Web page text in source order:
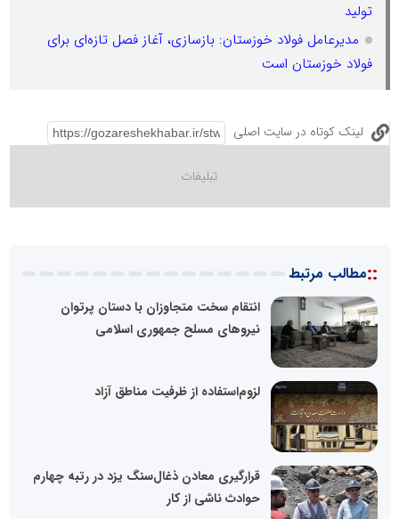
تولید
مدیرعامل فولاد خوزستان: بازسازی، آغاز فصل تازه‌ای برای
فولاد خوزستان است
لینک کوتاه در سایت اصلی
::مطالب مرتبط
انتقام سخت متجاوزان با دستان پرتوان
نیرو‌های مسلح جمهوری اسلامی
لزوم‌استفاده از ظرفیت مناطق آزاد
قرارگیری معادن ذغال‌سنگ یزد در رتبه چهارم
حوادث ناشی از کار